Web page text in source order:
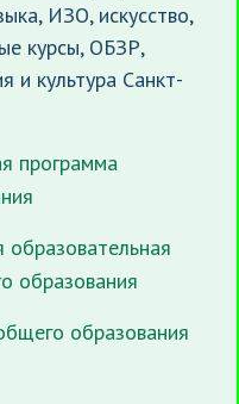
ИЗО, искусство,
курсы, ОБЗР,
и культура Санкт-
программа
образования
образования